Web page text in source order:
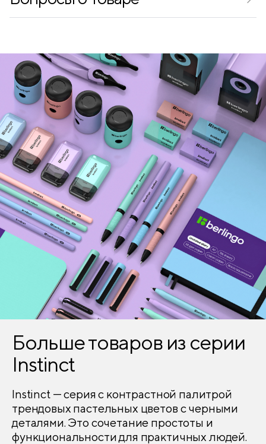
Больше товаров из серии
Instinct
Instinct — серия с контрастной палитрой
трендовых пастельных цветов с черными
деталями. Это сочетание простоты и
функциональности для практичных людей.